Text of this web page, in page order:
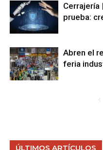
Cerrajería
prueba:
Abren el
feria
ÚLTIMOS ARTÍCULOS